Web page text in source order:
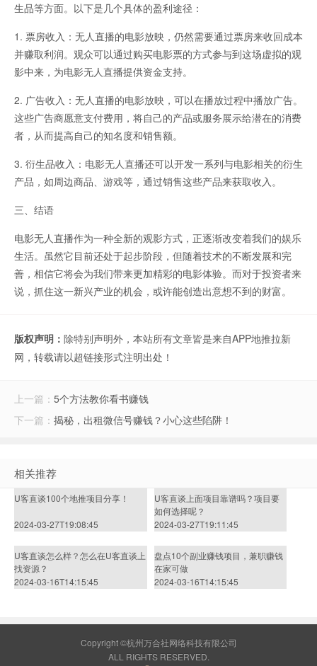
生品等方面。以下是几个具体的盈利途径：
1. 票房收入：无人直播的电影放映，仍然需要通过票房来收回成本
并赚取利润。观众可以通过购买电影票的方式参与到这场虚拟的观
影中来，为电影无人直播提供资金支持。
2. 广告收入：无人直播的电影放映，可以在播放过程中播放广告。
这些广告商愿意支付费用，将自己的产品或服务展示给潜在的消费
者，从而提高自己的知名度和销售额。
3. 衍生品收入：电影无人直播还可以开发一系列与电影相关的衍生
产品，如周边商品、游戏等，通过销售这些产品来获取收入。
三、结语
电影无人直播作为一种全新的观影方式，正逐渐改变着我们的娱乐
生活。虽然它目前还处于起步阶段，但随着技术的不断发展和完
善，相信它将会为我们带来更加精彩的电影体验。而对于投资者来
说，抓住这一新兴产业的机会，或许能创造出意想不到的财富。
版权声明： 除特别声明外，本站所有文章皆是来自APP地推拉新
网，转载请以超链接形式注明出处！
上一篇： 5个方法教你看书赚钱
下一篇： 揭秘，出租微信号赚钱？小心这些陷阱！
相关推荐
U客直谈100个地推项目分享！
2024-03-27T19:08:45
U客直谈上面项目靠谱吗？项目要
如何选择呢？
2024-03-27T19:11:45
U客直谈怎么样？怎么在U客直谈上
找资源？
2024-03-16T14:15:45
盘点10个副业赚钱项目，兼职赚钱
在家可做
2024-03-16T14:15:45
Copyright ©杭州万合社网络科技有限公司
ALL RIGHTS RESERVED.